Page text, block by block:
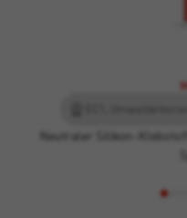
Neutraler Silikon-